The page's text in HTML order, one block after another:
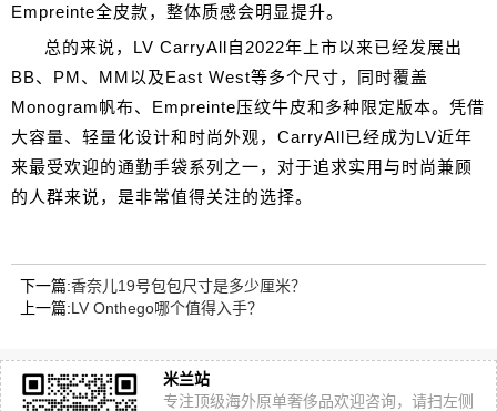
Empreinte全皮款，整体质感会明显提升。
总的来说，LV CarryAll自2022年上市以来已经发展出
BB、PM、MM以及East West等多个尺寸，同时覆盖
Monogram帆布、Empreinte压纹牛皮和多种限定版本。凭借
大容量、轻量化设计和时尚外观，CarryAll已经成为LV近年
来最受欢迎的通勤手袋系列之一，对于追求实用与时尚兼顾
的人群来说，是非常值得关注的选择。
下一篇:香奈儿19号包包尺寸是多少厘米？
上一篇:LV Onthego哪个值得入手？
米兰站
专注顶级海外原单奢侈品欢迎咨询，请扫左侧